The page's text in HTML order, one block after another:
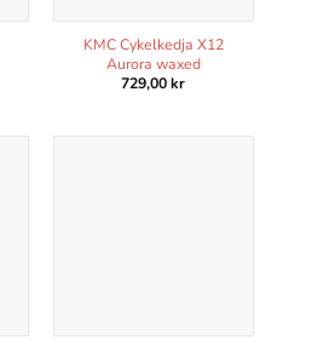
KMC Cykelkedja X12
Aurora waxed
729,00kr